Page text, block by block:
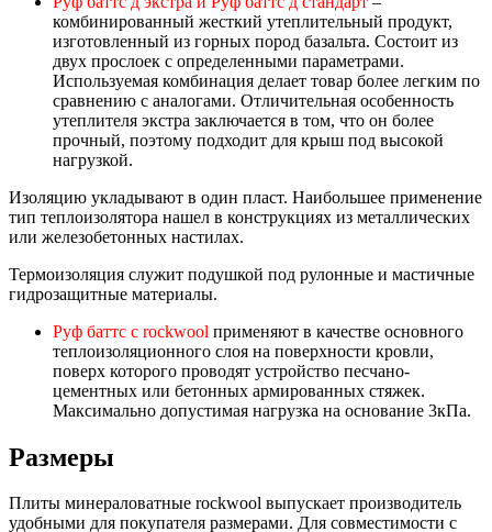
комбинированный жесткий утеплительный продукт,
изготовленный из горных пород базальта. Состоит из
двух прослоек с определенными параметрами.
Используемая комбинация делает товар более легким по
сравнению с аналогами. Отличительная особенность
утеплителя экстра заключается в том, что он более
прочный, поэтому подходит для крыш под высокой
нагрузкой.
Изоляцию укладывают в один пласт. Наибольшее применение
тип теплоизолятора нашел в конструкциях из металлических
или железобетонных настилах.
Термоизоляция служит подушкой под рулонные и мастичные
гидрозащитные материалы.
Руф баттс с rockwool применяют в качестве основного
теплоизоляционного слоя на поверхности кровли,
поверх которого проводят устройство песчано-
цементных или бетонных армированных стяжек.
Максимально допустимая нагрузка на основание 3кПа.
Размеры
Плиты минераловатные rockwool выпускает производитель
удобными для покупателя размерами. Для совместимости с